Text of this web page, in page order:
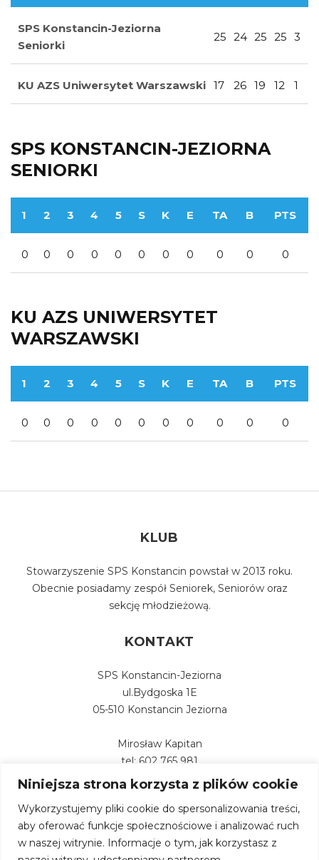
Niniejsza strona korzysta z plików cookie
Wykorzystujemy pliki cookie do spersonalizowania treści,
aby oferować funkcje społecznościowe i analizować ruch
w naszej witrynie. Informacje o tym, jak korzystasz z
SPS Konstancin-Jeziorna
Seniorki
25 24 25 25 3
KU AZS Uniwersytet Warszawski 17 26 19 12 1
SPS KONSTANCIN-JEZIORNA
SENIORKI
1 2 3 4 5 S K E TA B PTS
0 0 0 0 0 0 0 0 0 0 0
KU AZS UNIWERSYTET
WARSZAWSKI
1 2 3 4 5 S K E TA B PTS
0 0 0 0 0 0 0 0 0 0 0
KLUB
Stowarzyszenie SPS Konstancin powstał w 2013 roku.
Obecnie posiadamy zespół Seniorek, Seniorów oraz
sekcję młodzieżową.
KONTAKT
SPS Konstancin-Jeziorna
ul.Bydgoska 1E
05-510 Konstancin Jeziorna
Mirosław Kapitan
tel: 602 765 981